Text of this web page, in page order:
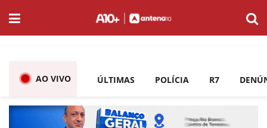
AO VIVO ÚLTIMAS POLÍCIA R7